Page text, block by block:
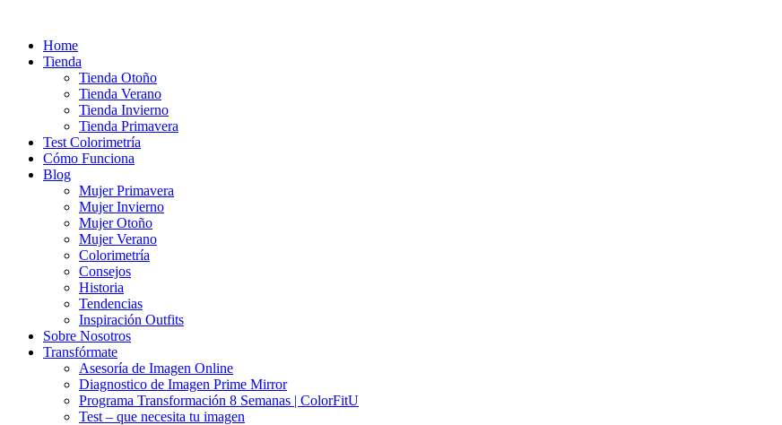
contenidoHome
Tienda
Tienda Otoño
Tienda Verano
Tienda Invierno
Tienda Primavera
Test Colorimetría
Cómo Funciona
Blog
Mujer Primavera
Mujer Invierno
Mujer Otoño
Mujer Verano
Colorimetría
Consejos
Historia
Tendencias
Inspiración Outfits
Sobre Nosotros
Transfórmate
Asesoría de Imagen Online
Diagnostico de Imagen Prime Mirror
Programa Transformación 8 Semanas | ColorFitU
Test – que necesita tu imagen